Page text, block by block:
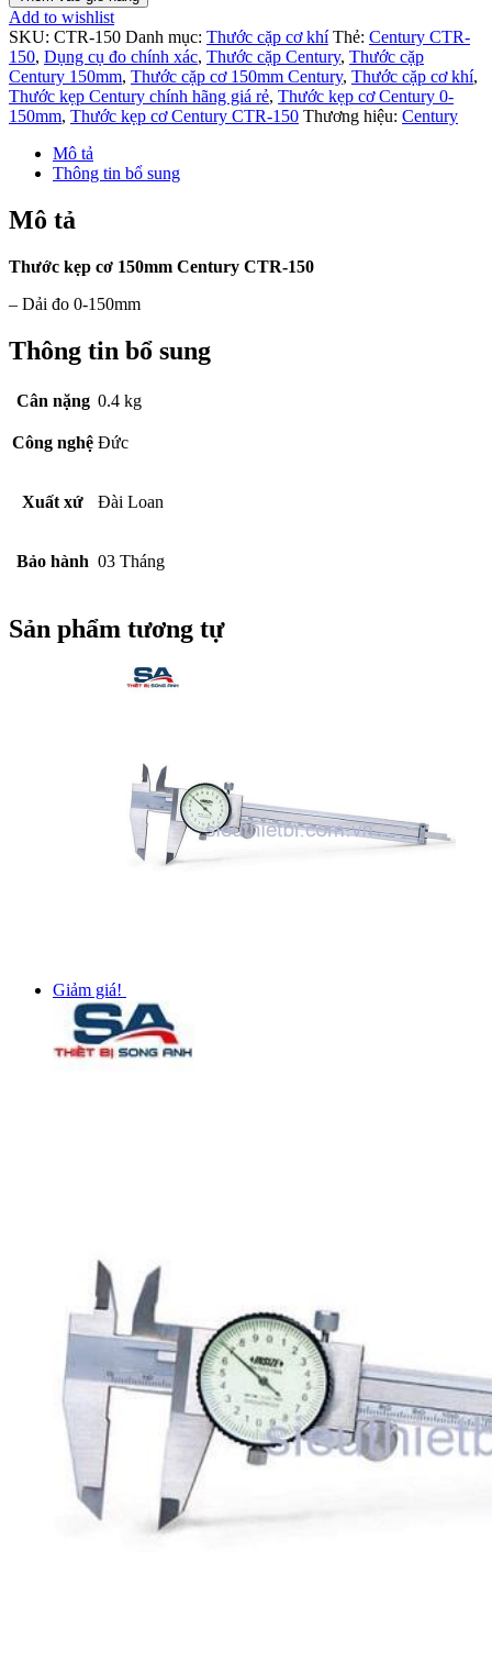
Add to wishlist
SKU: CTR-150 Danh mục: Thước cặp cơ khí Thẻ: Century CTR-
150, Dụng cụ đo chính xác, Thước cặp Century, Thước cặp
Century 150mm, Thước cặp cơ 150mm Century, Thước cặp cơ khí,
Thước kẹp Century chính hãng giá rẻ, Thước kẹp cơ Century 0-
150mm, Thước kẹp cơ Century CTR-150 Thương hiệu: Century
Mô tả
Thông tin bổ sung
Mô tả
Thước kẹp cơ 150mm Century CTR-150
– Dải đo 0-150mm
Thông tin bổ sung
Cân nặng 0.4 kg
Công nghệ Đức
Xuất xứ Đài Loan
Bảo hành 03 Tháng
Sản phẩm tương tự
Giảm giá!